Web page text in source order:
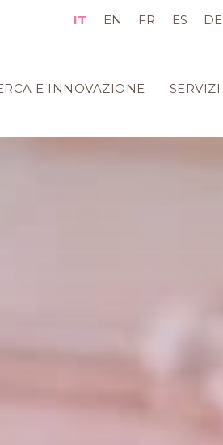
IT EN FR ES DE
E INNOVAZIONE SERVIZI